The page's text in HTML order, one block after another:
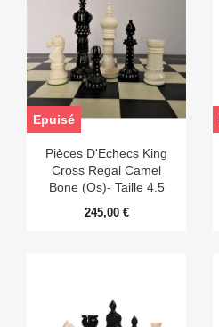
Pièces D'Echecs King
Cross Regal Camel
Bone (Os)- Taille 4.5
245,00 €
Epuisé